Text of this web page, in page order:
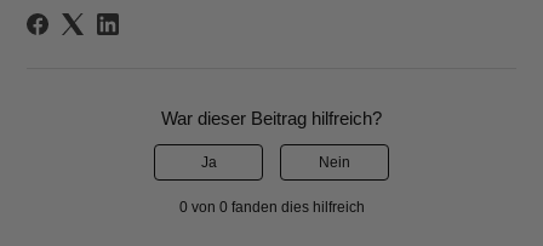
War dieser Beitrag hilfreich?
Ja Nein
0 von 0 fanden dies hilfreich